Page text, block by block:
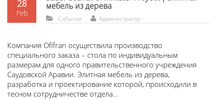
28
Feb
мебель из дерева
События Администратор
Компания Ofifran осуществила производство
специального заказа – стола по индивидуальным
размерам для одного правительственного учреждения
Саудовской Аравии. Элитная мебель из дерева,
разработка и проектирование которой, происходили в
тесном сотрудничестве отдела...